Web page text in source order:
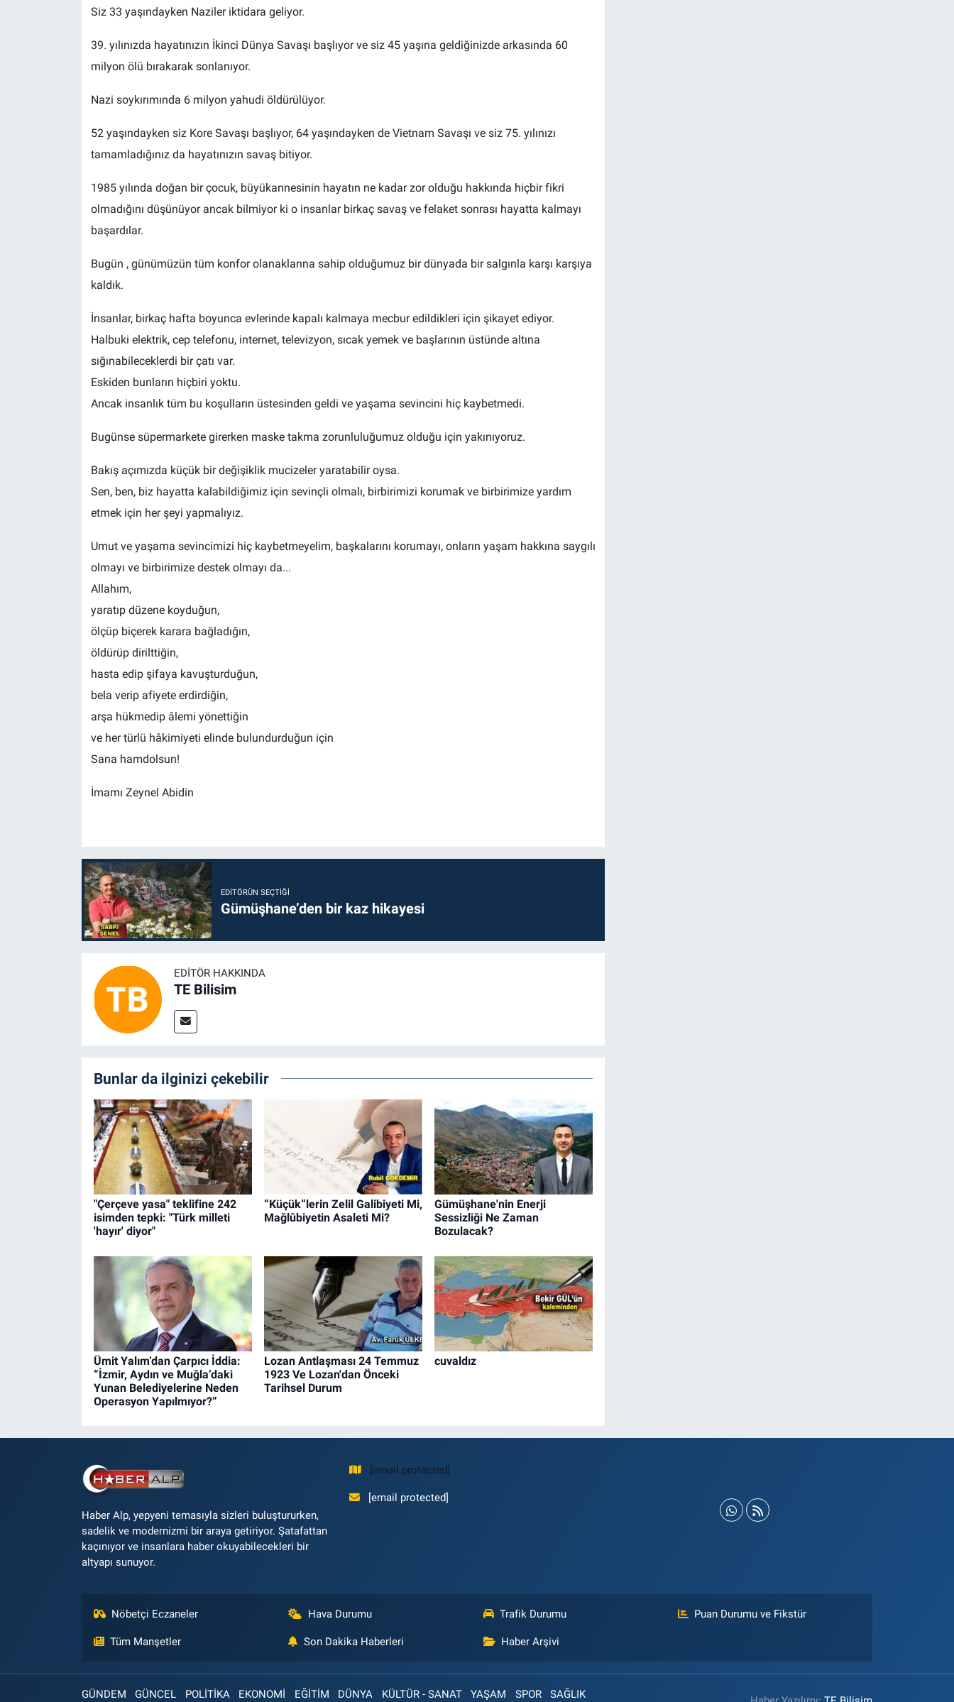
Siz 33 yaşındayken Naziler iktidara geliyor.
39. yılınızda hayatınızın İkinci Dünya Savaşı başlıyor ve siz 45 yaşına geldiğinizde arkasında 60
milyon ölü bırakarak sonlanıyor.
Nazi soykırımında 6 milyon yahudi öldürülüyor.
52 yaşındayken siz Kore Savaşı başlıyor, 64 yaşındayken de Vietnam Savaşı ve siz 75. yılınızı
tamamladığınız da hayatınızın savaş bitiyor.
1985 yılında doğan bir çocuk, büyükannesinin hayatın ne kadar zor olduğu hakkında hiçbir fikri
olmadığını düşünüyor ancak bilmiyor ki o insanlar birkaç savaş ve felaket sonrası hayatta kalmayı
başardılar.
Bugün , günümüzün tüm konfor olanaklarına sahip olduğumuz bir dünyada bir salgınla karşı karşıya
kaldık.
İnsanlar, birkaç hafta boyunca evlerinde kapalı kalmaya mecbur edildikleri için şikayet ediyor.
Halbuki elektrik, cep telefonu, internet, televizyon, sıcak yemek ve başlarının üstünde altına
sığınabileceklerdi bir çatı var.
Eskiden bunların hiçbiri yoktu.
Ancak insanlık tüm bu koşulların üstesinden geldi ve yaşama sevincini hiç kaybetmedi.
Bugünse süpermarkete girerken maske takma zorunluluğumuz olduğu için yakınıyoruz.
Bakış açımızda küçük bir değişiklik mucizeler yaratabilir oysa.
Sen, ben, biz hayatta kalabildiğimiz için sevinçli olmalı, birbirimizi korumak ve birbirimize yardım
etmek için her şeyi yapmalıyız.
Umut ve yaşama sevincimizi hiç kaybetmeyelim, başkalarını korumayı, onların yaşam hakkına saygılı
olmayı ve birbirimize destek olmayı da...
Allahım,
yaratıp düzene koyduğun,
ölçüp biçerek karara bağladığın,
öldürüp dirilttiğin,
hasta edip şifaya kavuşturduğun,
bela verip afiyete erdirdiğin,
arşa hükmedip âlemi yönettiğin
ve her türlü hâkimiyeti elinde bulundurduğun için
Sana hamdolsun!
İmamı Zeynel Abidin
EDITÖRÜN SEÇTIĞI
Gümüşhane’den bir kaz hikayesi
EDITÖR HAKKINDA
TE Bilisim
Bunlar da ilginizi çekebilir
"Çerçeve yasa" teklifine 242
isimden tepki: "Türk milleti
'hayır' diyor"
“Küçük”lerin Zelil Galibiyeti Mi,
Mağlûbiyetin Asaleti Mi?
Gümüşhane'nin Enerji
Sessizliği Ne Zaman
Bozulacak?
Ümit Yalım’dan Çarpıcı İddia:
“İzmir, Aydın ve Muğla’daki
Yunan Belediyelerine Neden
Operasyon Yapılmıyor?”
Lozan Antlaşması 24 Temmuz
1923 Ve Lozan'dan Önceki
Tarihsel Durum
cuvaldız
Haber Alp, yepyeni temasıyla sizleri buluştururken,
sadelik ve modernizmi bir araya getiriyor. Şatafattan
kaçınıyor ve insanlara haber okuyabilecekleri bir
altyapı sunuyor.
[email protected]
[email protected]
Nöbetçi Eczaneler Hava Durumu Trafik Durumu Puan Durumu ve Fikstür
Tüm Manşetler Son Dakika Haberleri Haber Arşivi
GÜNDEM GÜNCEL POLİTİKA EKONOMİ EĞİTİM DÜNYA KÜLTÜR - SANAT YAŞAM SPOR SAĞLIK